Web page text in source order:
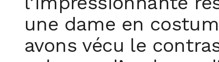
une dame en
avons vécu le